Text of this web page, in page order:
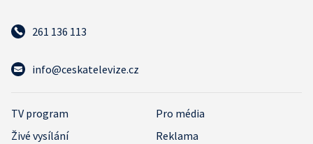
261 136 113
info@ceskatelevize.cz
TV program
Pro média
Živé vysílání
Reklama